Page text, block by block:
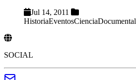
Jul 14, 2011
HistoriaEventosCienciaDocumental
SOCIAL